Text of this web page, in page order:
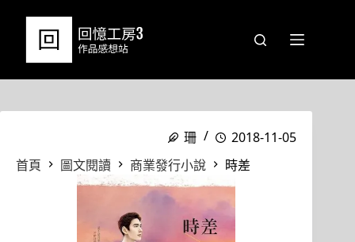
珊
2018-11-05
首頁
圖文閱讀 商業發行小說 時差